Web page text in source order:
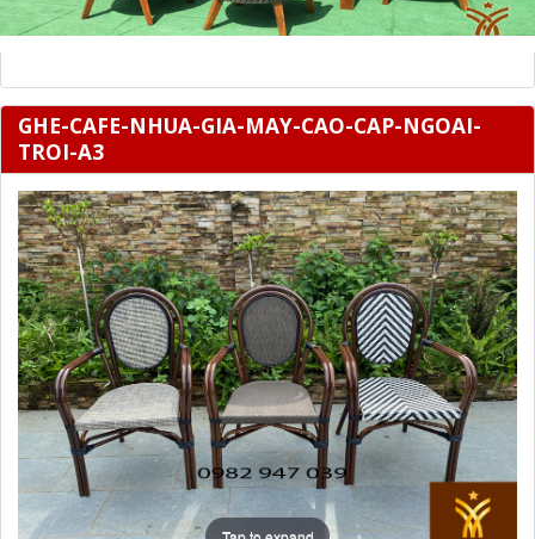
GHE-CAFE-NHUA-GIA-MAY-CAO-CAP-NGOAI-
TROI-A3